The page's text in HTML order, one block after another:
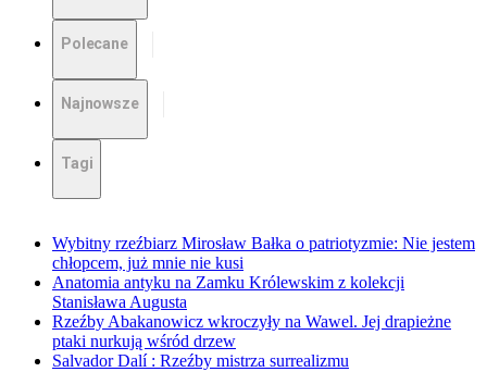
Polecane
Najnowsze
Tagi
Wybitny rzeźbiarz Mirosław Bałka o patriotyzmie: Nie jestem
chłopcem, już mnie nie kusi
Anatomia antyku na Zamku Królewskim z kolekcji
Stanisława Augusta
Rzeźby Abakanowicz wkroczyły na Wawel. Jej drapieżne
ptaki nurkują wśród drzew
Salvador Dalí : Rzeźby mistrza surrealizmu